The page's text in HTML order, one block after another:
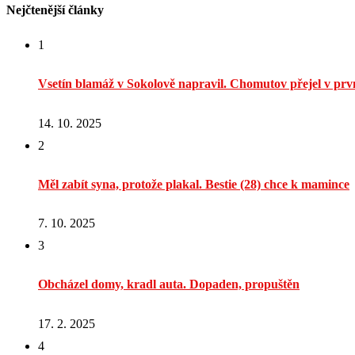
Nejčtenější články
1
Vsetín blamáž v Sokolově napravil. Chomutov přejel v
14. 10. 2025
2
Měl zabít syna, protože plakal. Bestie (28) chce k mamince
7. 10. 2025
3
Obcházel domy, kradl auta. Dopaden, propuštěn
17. 2. 2025
4